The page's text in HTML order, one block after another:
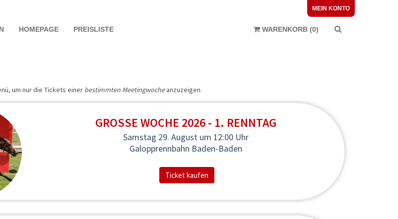
MEIN KONTO
HOMEPAGE PREISLISTE WARENKORB (0)
um nur die Tickets einer bestimmten Meetingwocheanzuzeigen.
GROSSE WOCHE 2026 - 1. RENNTAG
Samstag 29. Augustum 12:00 Uhr
Galopprennbahn Baden-Baden
Ticket kaufen